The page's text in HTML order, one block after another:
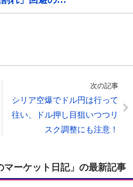
次の記事
シリア空爆でドル円は行って
往い、ドル押し目狙いつつリ
スク調整にも注意！
ーケット日記」の最新記事